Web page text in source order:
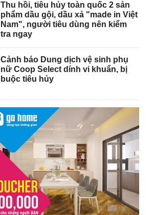
Thu hồi, tiêu hủy toàn quốc 2 sản
phẩm dầu gội, dầu xả "made in Việt
Nam", người tiêu dùng nên kiểm
tra ngay
Cảnh báo Dung dịch vệ sinh phụ
nữ Coop Select dính vi khuẩn, bị
buộc tiêu hủy